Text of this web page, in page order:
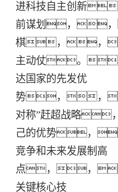
进科技自主创新
前谋划，
棋，，
主动仗。
达国家的先发优
势，，
对称”赶超战略
己的优势，
竞争和未来发展制高
点，，
关键核心技